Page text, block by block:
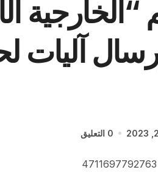
آليات
0 التعليق